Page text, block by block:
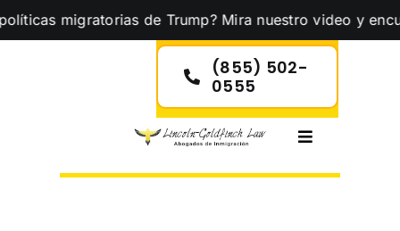
Skip
to
migratorias de Trump? Mira nuestro video y
(855) 502-
0555
Toggle